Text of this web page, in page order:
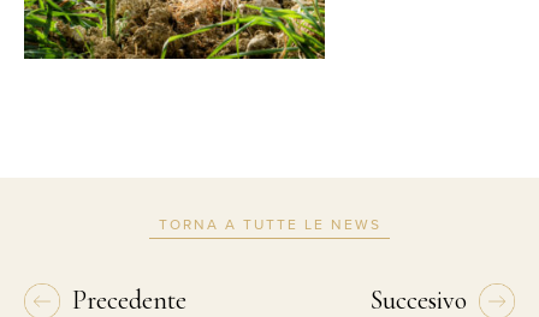
TORNA A TUTTE LE NEWS
Precedente Succesivo